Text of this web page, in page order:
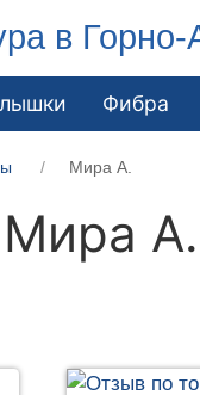
в Горно-
Фибра
Мира А.
Мира А.